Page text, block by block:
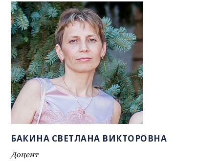
БАКИНА СВЕТЛАНА ВИКТОРОВНА
Доцент